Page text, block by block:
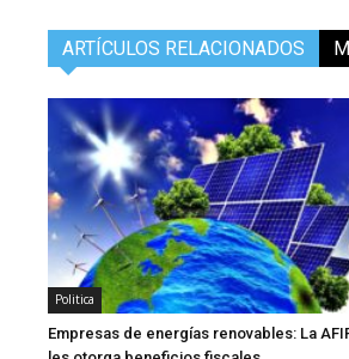
ARTÍCULOS RELACIONADOS
Politica
Empresas de energías renovables: La